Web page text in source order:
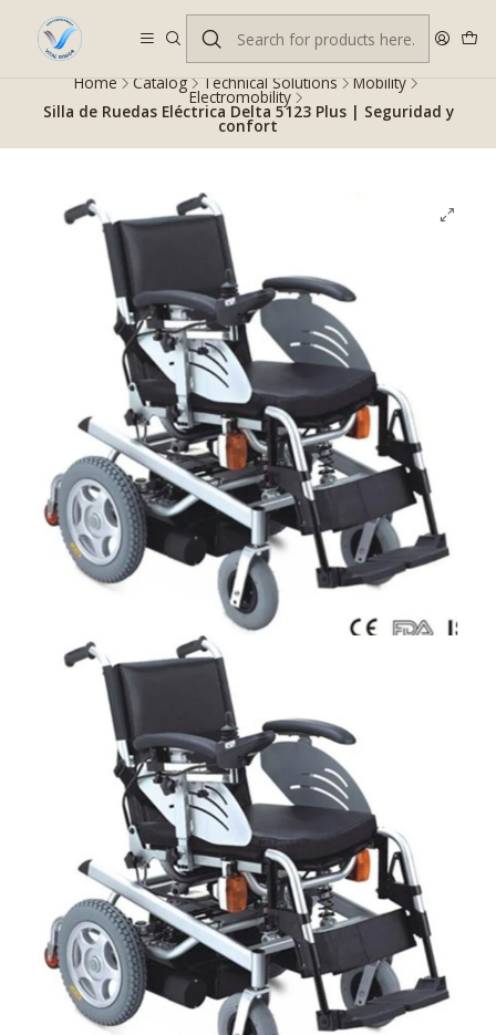
Despacho gratis en RM desde $100.000. Revisa las condiciones.
Home Catalog Technical Solutions Mobility
Electromobility
Silla de Ruedas Eléctrica Delta 5123 Plus | Seguridad y
confort